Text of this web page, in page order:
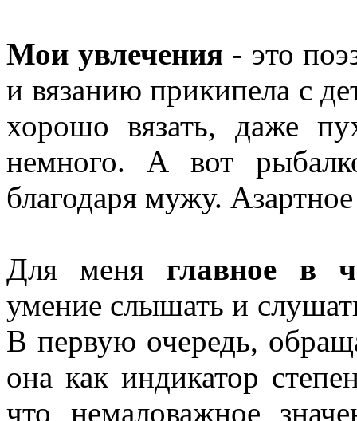
Мои увлечения - это
и вязанию прикипела с
хорошо вязать, даже
немного. А вот
благодаря мужу.
Для меня главное в
умение слышать и
В первую очередь,
она как индикатор
что немаловажное